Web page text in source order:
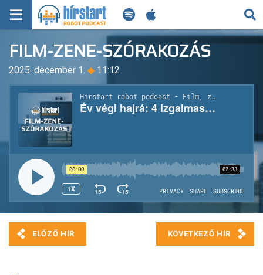
KERESÉS
KEZDŐLAP
FRISS HÍREK
TECH HÍREK
FILM-ZENE-SZÓRAKOZÁS
PLAYLIST
MI AZ A ROBOT PODCAST?
FILM-ZENE-SZÓRAKOZÁS
2025. december 1. ◆ 11:12